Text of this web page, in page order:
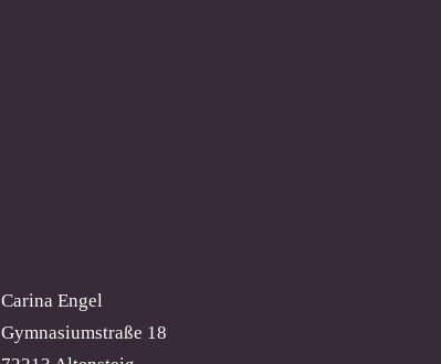
Carina Engel
Gymnasiumstraße 18